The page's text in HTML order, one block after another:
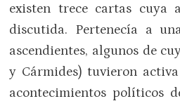
existen trece cartas cuya
discutida. Pertenecía a
ascendientes, algunos de
y Cármides) tuvieron
acontecimientos políticos